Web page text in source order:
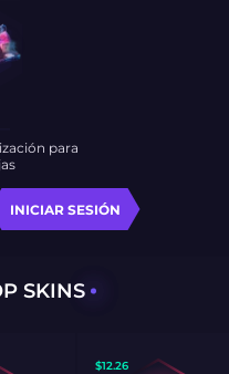
INICIAR SESIÓN
para
SKINS
$12.26